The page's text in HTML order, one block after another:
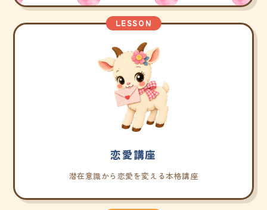
LESSON
恋愛講座
潜在意識から恋愛を変える本格講座